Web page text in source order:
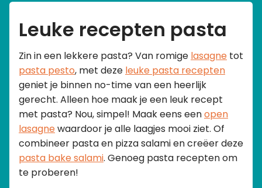
Leuke recepten pasta
Zin in een lekkere pasta? Van romige lasagne tot
pasta pesto, met deze leuke pasta recepten
geniet je binnen no-time van een heerlijk
gerecht. Alleen hoe maak je een leuk recept
met pasta? Nou, simpel! Maak eens eenopen
lasagnewaardoor je alle laagjes mooi ziet. Of
combineer pasta en pizza salami en creëer deze
pasta bake salami. Genoeg pasta recepten om
te proberen!